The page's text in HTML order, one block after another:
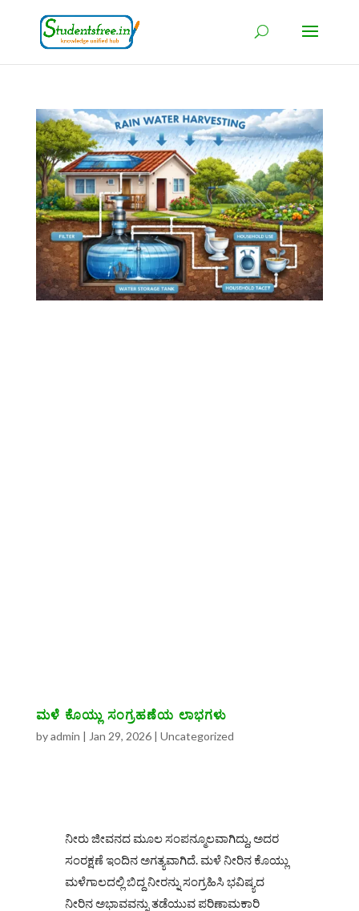
ಮಳೆ ಕೊಯ್ಲು ಸಂಗ್ರಹಣೆಯ ಲಾಭಗಳು
byadmin | Jan 29, 2026| Uncategorized
ನೀರು ಜೀವನದ ಮೂಲ ಸಂಪನ್ಮೂಲವಾಗಿದ್ದು, ಅದರ
ಸಂರಕ್ಷಣೆ ಇಂದಿನ ಅಗತ್ಯವಾಗಿದೆ. ಮಳೆ ನೀರಿನ ಕೊಯ್ಲು
ಮಳೆಗಾಲದಲ್ಲಿ ಬಿದ್ದ ನೀರನ್ನು ಸಂಗ್ರಹಿಸಿ ಭವಿಷ್ಯದ
ನೀರಿನ ಅಭಾವವನ್ನು ತಡೆಯುವ ಪರಿಣಾಮಕಾರಿ